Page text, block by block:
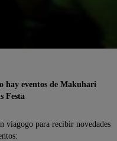
hay eventos de Makuhari
Festa
viagogo para recibir novedades